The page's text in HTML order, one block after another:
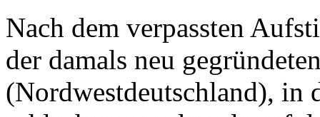
Nach dem verpassten
der damals neu
(Nordwestdeutschland), in